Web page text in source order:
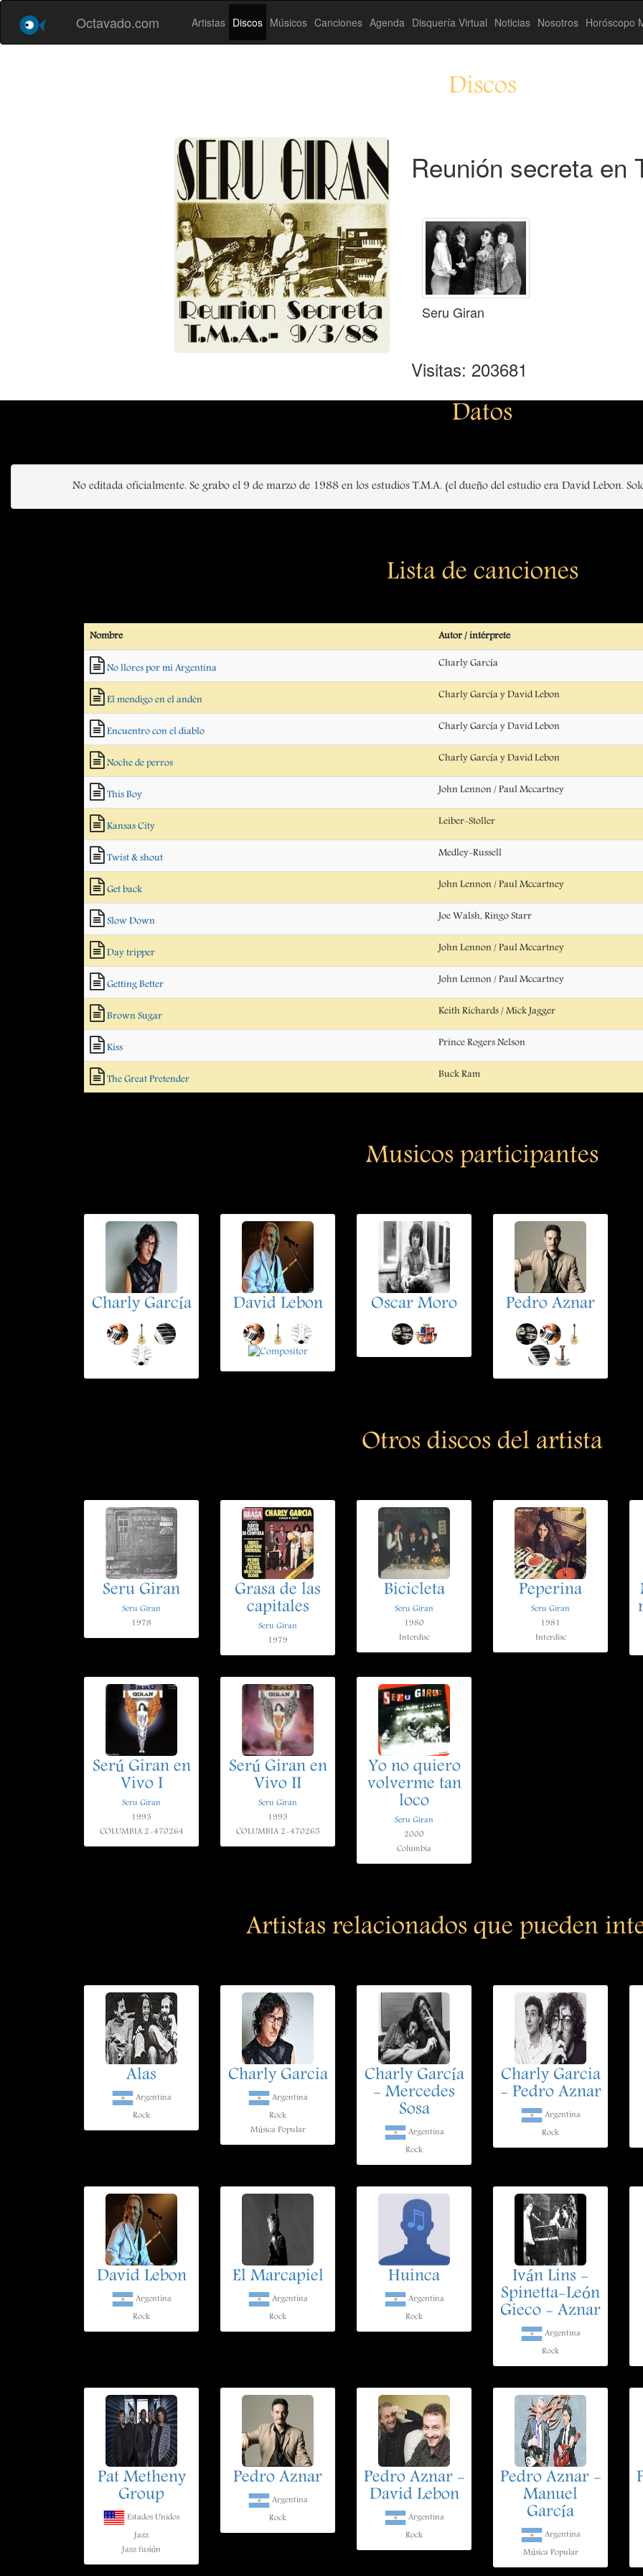
Octavado.com Artistas Discos Músicos Canciones Agenda Disquería Virtual Noticias Nosotros Horóscopo
Discos
Reunión secreta en
Seru Giran
Visitas: 203681
Datos
No editada oficialmente. Se grabo el 9 de marzo de 1988 en los estudios T.M.A. (el dueño del estudio era David Lebon.
Lista de canciones
Nombre Autor / intérprete
No llores por mi Argentina Charly García
El mendigo en el andén Charly García y David Lebon
Encuentro con el diablo Charly García y David Lebon
Noche de perros Charly García y David Lebon
This Boy John Lennon / Paul Mccartney
Kansas City Leiber-Stoller
Twist & shout Medley-Russell
Get back John Lennon / Paul Mccartney
Slow Down Joe Walsh, Ringo Starr
Day tripper John Lennon / Paul Mccartney
Getting Better John Lennon / Paul Mccartney
Brown Sugar Keith Richards / Mick Jagger
Kiss Prince Rogers Nelson
The Great Pretender Buck Ram
Musicos participantes
Charly García David Lebon Oscar Moro Pedro Aznar
Otros discos del artista
Seru Giran
Seru Giran
1978
Grasa de las
capitales
Seru Giran
1979
Bicicleta
Seru Giran
1980
Interdisc
Peperina
Seru Giran
1981
Interdisc
Serú Giran en
Vivo I
Seru Giran
1993
COLUMBIA 2-470264
Serú Giran en
Vivo II
Seru Giran
1993
COLUMBIA 2-470265
Yo no quiero
volverme tan
loco
Seru Giran
2000
Columbia
Artistas relacionados que pueden
Alas
Argentina
Rock
Charly Garcia
Argentina
Rock
Música Popular
Charly García
- Mercedes
Sosa
Argentina
Rock
Charly Garcia
- Pedro Aznar
Argentina
Rock
David Lebon
Argentina
Rock
El Marcapiel
Argentina
Rock
Huinca
Argentina
Rock
Iván Lins -
Spinetta-León
Gieco - Aznar
Argentina
Rock
Pat Metheny
Group
Estados Unidos
Jazz
Jazz fusión
Pedro Aznar
Argentina
Rock
Pedro Aznar -
David Lebon
Argentina
Rock
Pedro Aznar -
Manuel
García
Argentina
Música Popular